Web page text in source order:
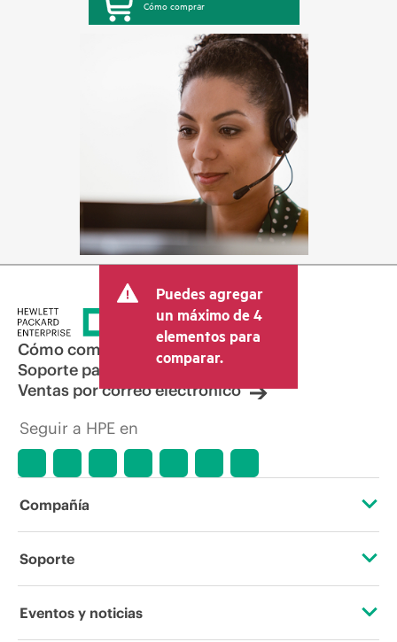
Cómo comprar
Puedes agregar
un máximo de 4
elementos para
comparar.
Cómo comprar
Soporte para productos
Ventas por correo electrónico
Seguir a HPE en
Compañía
Acerca de HPE
Soporte
Servicios de soporte operativo
Eventos y noticias